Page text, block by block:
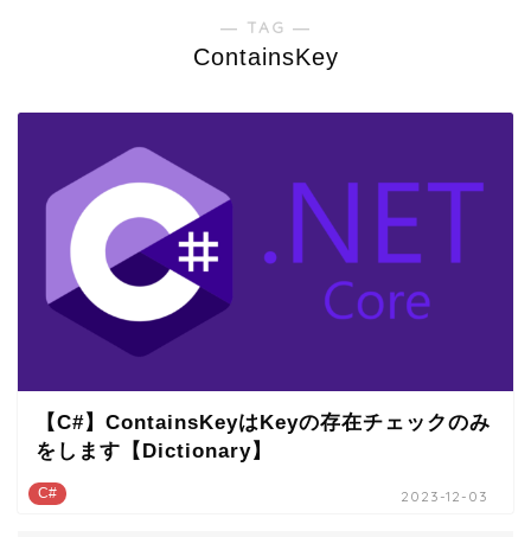
― TAG ―
ContainsKey
C#
【C#】ContainsKeyはKeyの存在チェックのみ
をします【Dictionary】
2023-12-03